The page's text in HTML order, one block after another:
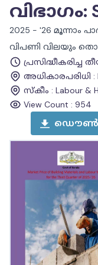
വിഭാഗം:
2025 - '26 മൂന്നാം
വിപണി വിലയും
പ്രസിദ്ധീകരിച്ച
അധികാരപരിധി :
സ്കീം : Labour &
View Count : 954